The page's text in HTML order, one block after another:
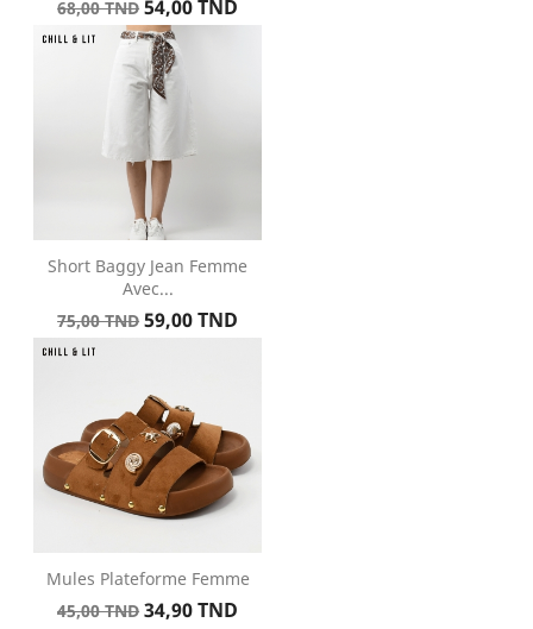
Prix
de
68,00 TND Prix
54,00 TND
Short Baggy Jean Femme
Avec...
Prix
de
75,00 TND Prix
59,00 TND
Mules Plateforme Femme
Prix
45,00 TND Prix
34,90 TND